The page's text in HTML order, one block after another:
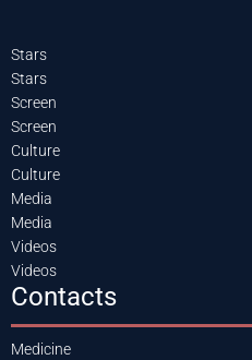
Stars
Stars
Screen
Screen
Culture
Culture
Media
Media
Videos
Videos
Contacts
Medicine